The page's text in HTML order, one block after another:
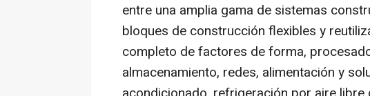
entre una amplia gama de sistemas
bloques de construcción flexibles y
completo de factores de forma,
almacenamiento, redes, alimentación y